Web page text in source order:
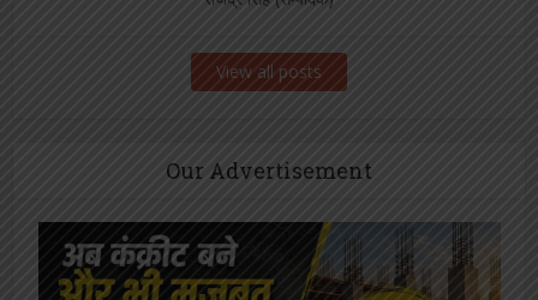
View all posts
Our Advertisement